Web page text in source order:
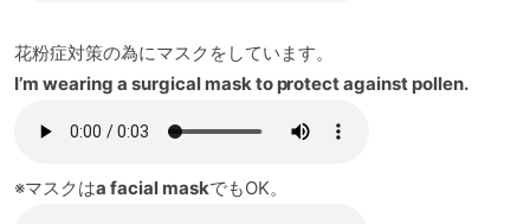
花粉症対策の為にマスクをしています。
I’m wearing a surgical mask to protect against pollen.
※マスクはa facial maskでもOK。